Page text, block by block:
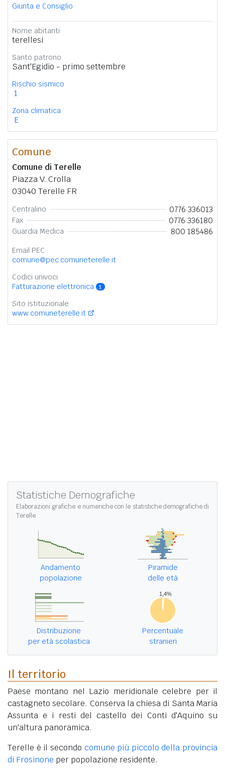
Giunta e Consiglio
Nome abitanti
terellesi
Santo patrono
Sant'Egidio - primo settembre
Rischio sismico
1
Zona climatica
E
Comune
Comune di Terelle
Piazza V. Crolla
03040 Terelle FR
Centralino 0776 336013
Fax 0776 336180
Guardia Medica 800 185486
Email PEC
comune@pec.comuneterelle.it
Codici univoci
Fatturazione elettronica
1
Sito istituzionale
www.comuneterelle.it
Statistiche Demografiche
Elaborazioni grafiche e numeriche con le statistiche demografiche di
Terelle
Andamento
popolazione
Piramide
delle età
Distribuzione
per età scolastica
Percentuale
stranieri
Il territorio
Paese montano nel Lazio meridionale celebre per il
castagneto secolare. Conserva la chiesa di Santa Maria
Assunta e i resti del castello dei Conti d'Aquino su
un'altura panoramica.
Terelle è il secondo comune più piccolo della provincia
di Frosinone per popolazione residente.